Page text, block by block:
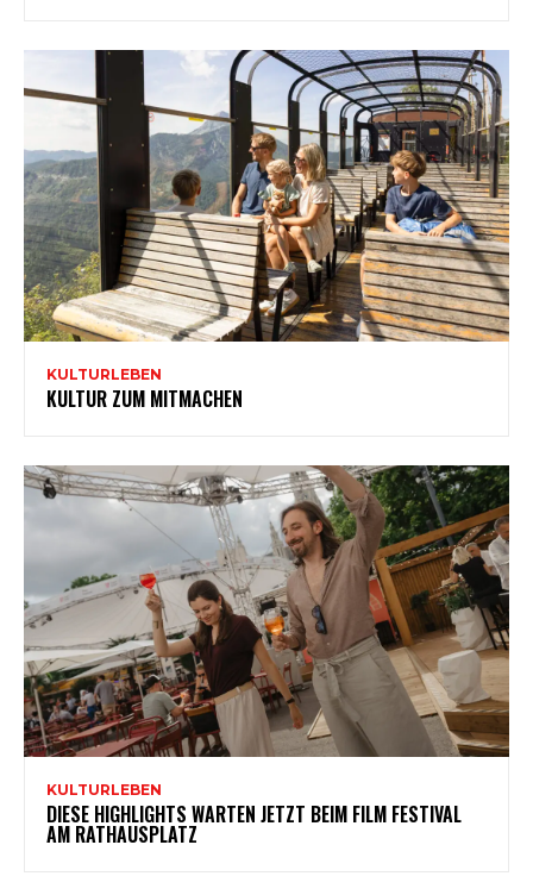
KULTURLEBEN
KULTUR ZUM MITMACHEN
KULTURLEBEN
DIESE HIGHLIGHTS WARTEN JETZT BEIM FILM FESTIVAL
AM RATHAUSPLATZ